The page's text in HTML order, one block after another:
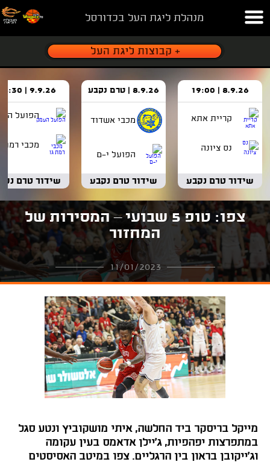
מנהלת ליגת העל בכדורסל
8.9.26 | 19:00
קריית אתא
נס ציונה
שידור טרם נקבע
8.9.26 | טרם נקבע
מכבי אשדוד
הפועל י-ם
שידור טרם נקבע
9.9.26 | 18:30
הפועל
מכבי רמת
שידור טרם
צפו: טופ 5 שבועי – המסירות של
המחזור
11/01/2023
מייקל בריסקר ביד החלשה, איתי מושקוביץ ונטע סגל
במתפרצות יפהפיות, ג'יילן אדאמס בעין עקומה
וג'ייקובן בראון בין הרגליים. צפו במיטב האסיסטים